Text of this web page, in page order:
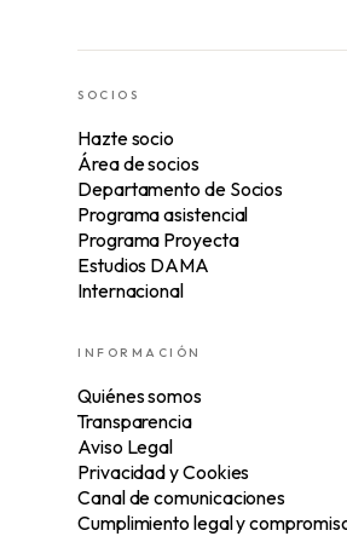
SOCIOS
Hazte socio
Área de socios
Departamento de Socios
Programa asistencial
Programa Proyecta
Estudios DAMA
Internacional
INFORMACIÓN
Quiénes somos
Transparencia
Aviso Legal
Privacidad y Cookies
Canal de comunicaciones
Cumplimiento legal y